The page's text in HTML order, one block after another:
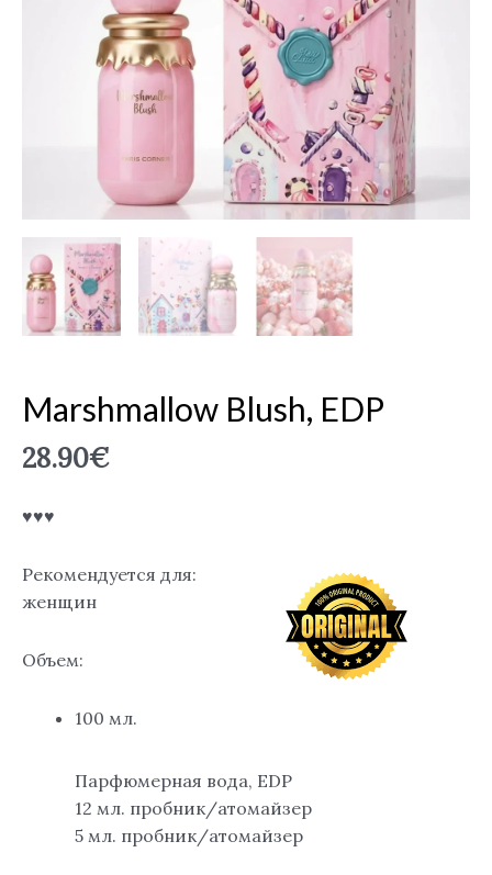
Marshmallow Blush, EDP
28.90€
♥♥♥
Рекомендуется для:
женщин
Объем:
100 мл.
Парфюмерная вода, EDP
12 мл. пробник/атомайзер
5 мл. пробник/атомайзер